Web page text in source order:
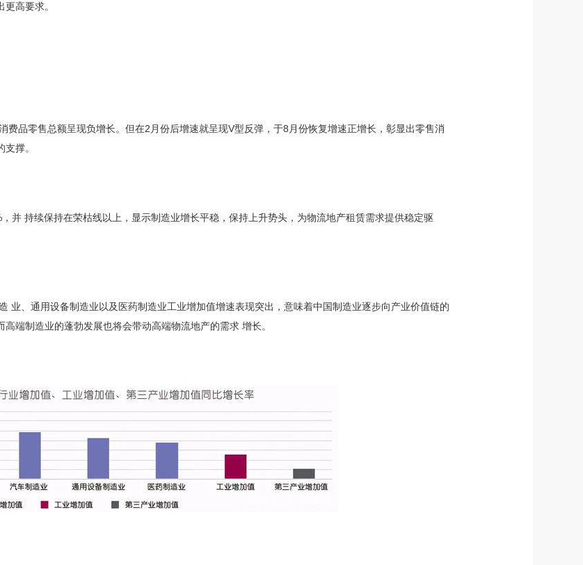
高要求。
费品零售总额呈现负增长。但在2月份后增速就呈现V型反弹，于8月份恢复增速正增长，彰显出零售消
撑。
并 持续保持在荣枯线以上，显示制造业增长平稳，保持上升势头，为物流地产租赁需求提供稳定驱
业、通用设备制造业以及医药制造业工业增加值增速表现突出，意味着中国制造业逐步向产业价值链的
端制造业的蓬勃发展也将会带动高端物流地产的需求 增长。